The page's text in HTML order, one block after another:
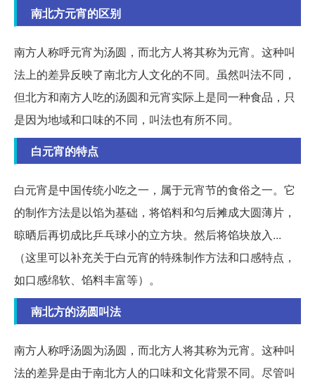
南北方元宵的区别
南方人称呼元宵为汤圆，而北方人将其称为元宵。这种叫
法上的差异反映了南北方人文化的不同。虽然叫法不同，
但北方和南方人吃的汤圆和元宵实际上是同一种食品，只
是因为地域和口味的不同，叫法也有所不同。
白元宵的特点
白元宵是中国传统小吃之一，属于元宵节的食俗之一。它
的制作方法是以馅为基础，将馅料和匀后摊成大圆薄片，
晾晒后再切成比乒乓球小的立方块。然后将馅块放入...
（这里可以补充关于白元宵的特殊制作方法和口感特点，
如口感绵软、馅料丰富等）。
南北方的汤圆叫法
南方人称呼汤圆为汤圆，而北方人将其称为元宵。这种叫
法的差异是由于南北方人的口味和文化背景不同。尽管叫